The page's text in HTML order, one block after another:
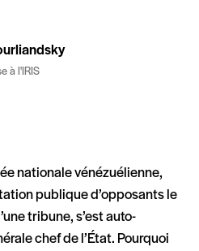
à l'IRIS
nationale vénézuélienne,
publique d’opposants le
tribune, s’est auto-
chef de l’État. Pourquoi